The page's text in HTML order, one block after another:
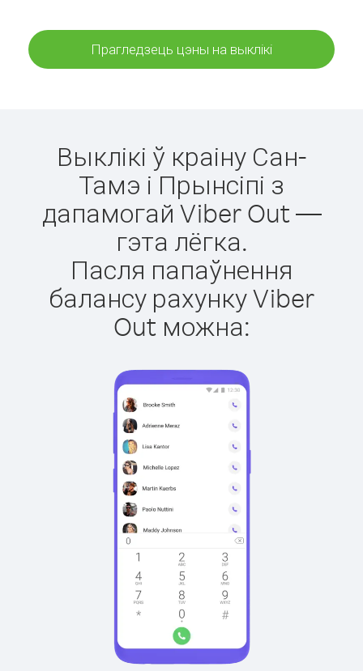
Прагледзець цэны на выклікі
Выклікі ў краіну Сан-
Тамэ і Прынсіпі з
дапамогай Viber Out —
гэта лёгка.
Пасля папаўнення
балансу рахунку Viber
Out можна: